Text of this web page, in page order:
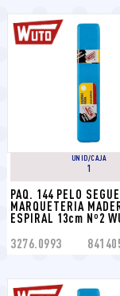
UNID/CAJA
1
PAQ. 144 PELO
MARQUETERIA
ESPIRAL 13cm Nº2
3276.0993